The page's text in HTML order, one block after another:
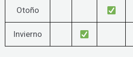
Otoño
Invierno